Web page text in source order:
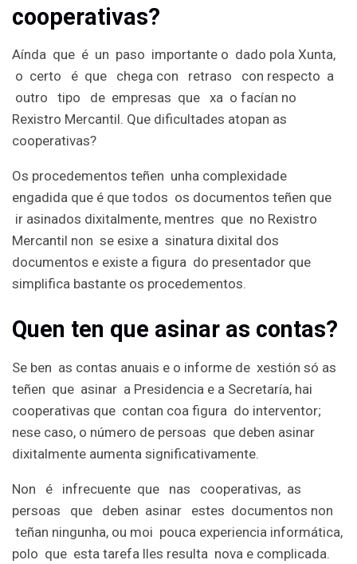
cooperativas?
Aínda que é un paso importante o dado pola Xunta,
o certo é que chega con retraso con respecto a
outro tipo de empresas que xa o facían no
Rexistro Mercantil. Que dificultades atopan as
cooperativas?
Os procedementos teñen unha complexidade
engadida que é que todos os documentos teñen que
ir asinados dixitalmente, mentres que no Rexistro
Mercantil non se esixe a sinatura dixital dos
documentos e existe a figura do presentador que
simplifica bastante os procedementos.
Quen ten que asinar as contas?
Se ben as contas anuais e o informe de xestión só as
teñen que asinar a Presidencia e a Secretaría, hai
cooperativas que contan coa figura do interventor;
nese caso, o número de persoas que deben asinar
dixitalmente aumenta significativamente.
Non é infrecuente que nas cooperativas, as
persoas que deben asinar estes documentos non
teñan ningunha, ou moi pouca experiencia informática,
polo que esta tarefa lles resulta nova e complicada.